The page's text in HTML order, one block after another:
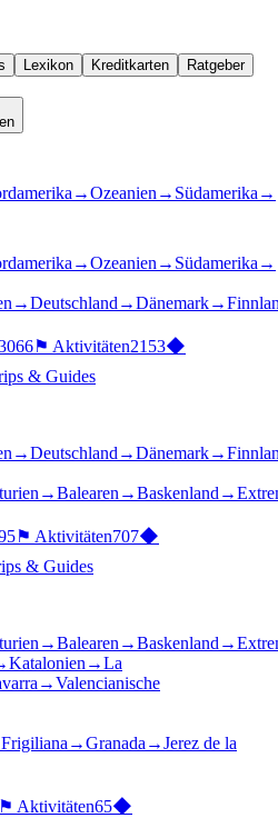
Lexikon Kreditkarten Ratgeber
→Ozeanien → Südamerika →
→Ozeanien → Südamerika →
→Deutschland →Dänemark→
⚑ Aktivitäten2153◆
& Guides
→Deutschland →Dänemark→
→Balearen →Baskenland →
⚑ Aktivitäten707◆
& Guides
→Balearen →Baskenland →
Katalonien →La
→Valencianische
Frigiliana →Granada →Jerez de la
⚑ Aktivitäten65◆